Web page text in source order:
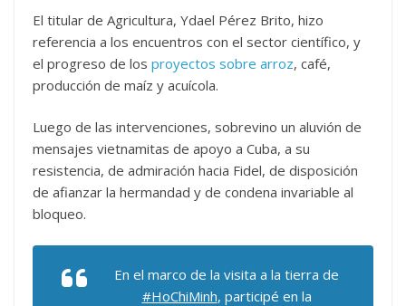
El titular de Agricultura, Ydael Pérez Brito, hizo
referencia a los encuentros con el sector científico, y
el progreso de los proyectos sobre arroz, café,
producción de maíz y acuícola.
Luego de las intervenciones, sobrevino un aluvión de
mensajes vietnamitas de apoyo a Cuba, a su
resistencia, de admiración hacia Fidel, de disposición
de afianzar la hermandad y de condena invariable al
bloqueo.
En el marco de la visita a la tierra de
#HoChiMinh, participé en la